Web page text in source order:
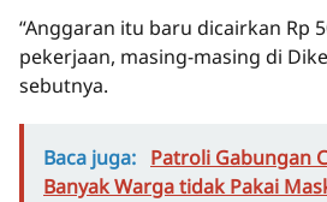
“Anggaran itu baru dicairkan Rp
pekerjaan, masing-masing di
sebutnya.
Baca juga: Patroli Gabungan
Banyak Warga tidak Pakai